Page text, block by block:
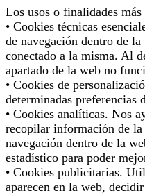
Los usos o finalidades más
• Cookies técnicas
de navegación dentro de
conectado a la misma. Al
apartado de la web no
• Cookies de
determinadas preferencias
• Cookies analíticas. Nos
recopilar información de la
navegación dentro de la
estadístico para poder
• Cookies publicitarias.
aparecen en la web,